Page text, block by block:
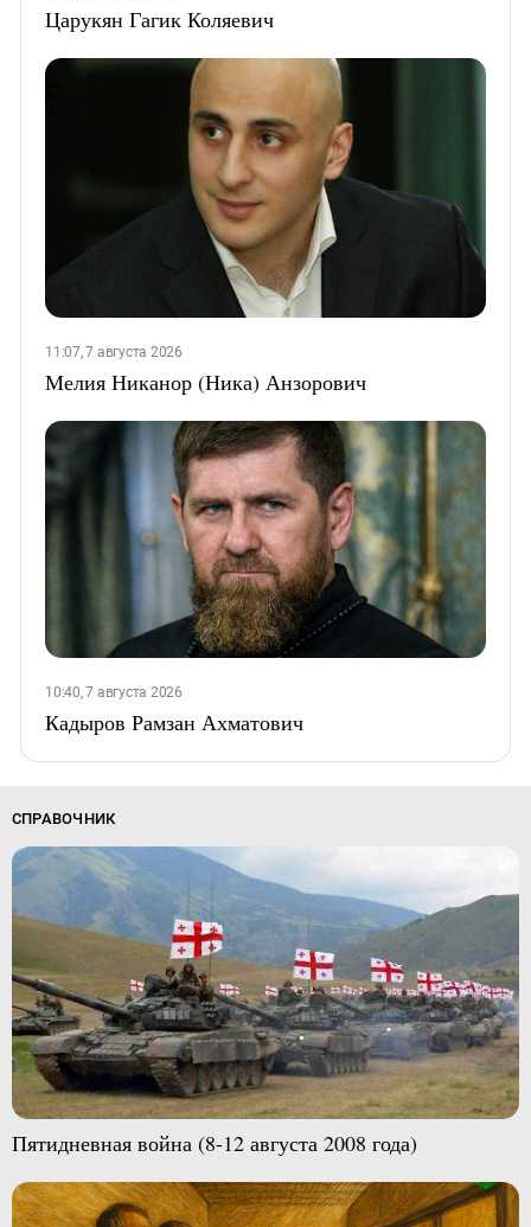
Царукян Гагик Коляевич
11:07, 7 августа 2026
Мелия Никанор (Ника) Анзорович
10:40, 7 августа 2026
Кадыров Рамзан Ахматович
СПРАВОЧНИК
Пятидневная война (8-12 августа 2008 года)